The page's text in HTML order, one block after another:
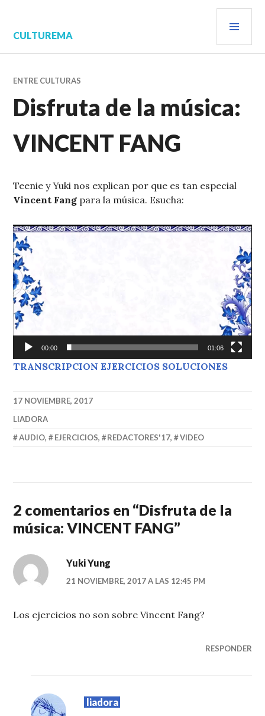
contenido.
CULTUREMA
ENTRE CULTURAS
Disfruta de la música:
VINCENT FANG
Teenie y Yuki nos explican por que es tan especial
Vincent Fang para la música. Esucha:
Reproductor
de
vídeo
00:00 01:06
TRANSCRIPCION EJERCICIOS SOLUCIONES
17 NOVIEMBRE, 2017
LIADORA
AUDIO, EJERCICIOS, REDACTORES'17, VIDEO
2 comentarios en “Disfruta de la
música: VINCENT FANG”
Yuki Yung
21 NOVIEMBRE, 2017 A LAS 12:45 PM
Los ejercicios no son sobre Vincent Fang?
RESPONDER
liadora